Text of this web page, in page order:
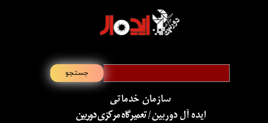
سازمان خدماتی
​​​​​​​ایده آل دوربین/ تعمیرگاه مرکزی دوربین
جستجو